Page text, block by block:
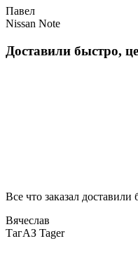
Павел
Nissan Note
Доставили быстро,
Все что заказал
Вячеслав
ТагАЗ Tager